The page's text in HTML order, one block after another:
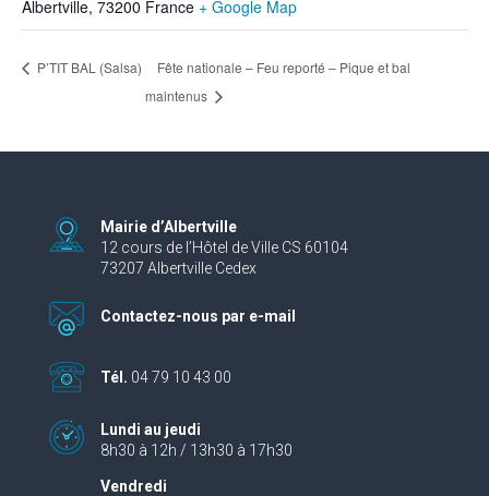
Albertville, 73200 France + Google Map
P’TIT BAL (Salsa)
Fête nationale – Feu reporté – Pique et bal
maintenus
Mairie d’Albertville
12 cours de l’Hôtel de Ville CS 60104
73207 Albertville Cedex
Contactez-nous par e-mail
Tél. 04 79 10 43 00
Lundi au jeudi
8h30 à 12h / 13h30 à 17h30
Vendredi